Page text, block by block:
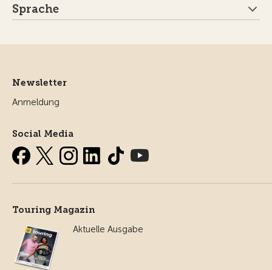
Sprache
Newsletter
Anmeldung
Social Media
Touring Magazin
Aktuelle Ausgabe